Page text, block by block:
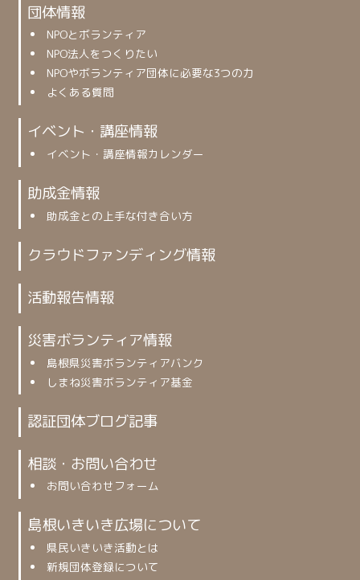
団体情報
NPOとボランティア
NPO法人をつくりたい
NPOやボランティア団体に必要な3つの力
よくある質問
イベント・講座情報
イベント・講座情報カレンダー
助成金情報
助成金との上手な付き合い方
クラウドファンディング情報
活動報告情報
災害ボランティア情報
島根県災害ボランティアバンク
しまね災害ボランティア基金
認証団体ブログ記事
相談・お問い合わせ
お問い合わせフォーム
島根いきいき広場について
県民いきいき活動とは
新規団体登録について